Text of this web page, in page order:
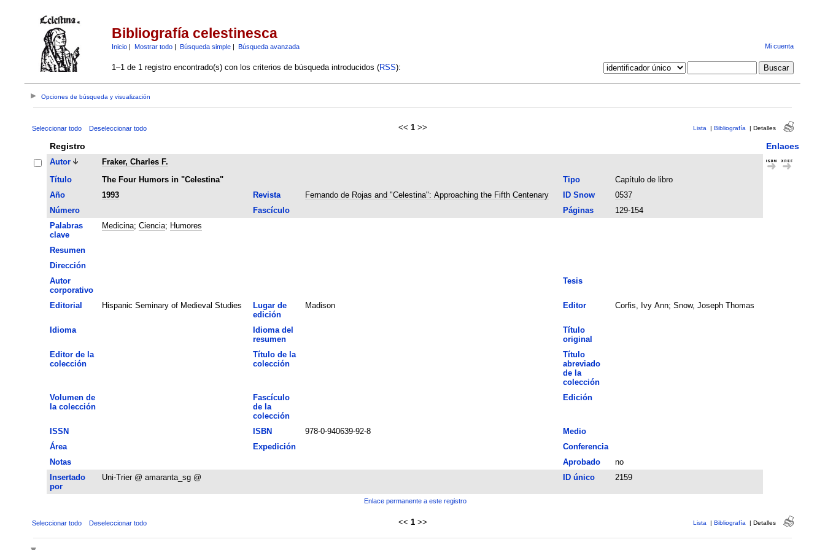
Bibliografía celestinesca
Inicio| Mostrar todo| Búsqueda simple| Búsqueda avanzada Mi cuenta
1–1 de 1 registro encontrado(s) con los criterios de búsqueda introducidos (RSS):
Opciones de búsqueda y visualización
Seleccionar todo Deseleccionar todo << 1 >> Lista | Bibliografía | Detalles
Registro Enlaces
Autor
Fraker, Charles F.
Título
The Four Humors in "Celestina" Tipo
Capítulo de libro
Año
1993 Revista Fernando de Rojas and "Celestina": Approaching the Fifth Centenary ID Snow
0537
Número
Fascículo Páginas
129-154
Palabras
clave
Medicina; Ciencia; Humores
Resumen
Dirección
Autor
corporativo
Tesis
Editorial Hispanic Seminary of Medieval Studies
Lugar de
edición
Madison Editor Corfis, Ivy Ann; Snow, Joseph Thomas
Idioma
Idioma del
resumen
Título
original
Editor de la
colección
Título de la
colección
Título
abreviado
de la
colección
Volumen de
la colección
Fascículo
de la
colección
Edición
ISSN ISBN 978-0-940639-92-8
Medio
Área
Expedición
Conferencia
Notas
Aprobado
no
Insertado
por
Uni-Trier @ amaranta_sg @ ID único 2159
Enlace permanente a este registro
Seleccionar todo Deseleccionar todo << 1 >> Lista | Bibliografía | Detalles